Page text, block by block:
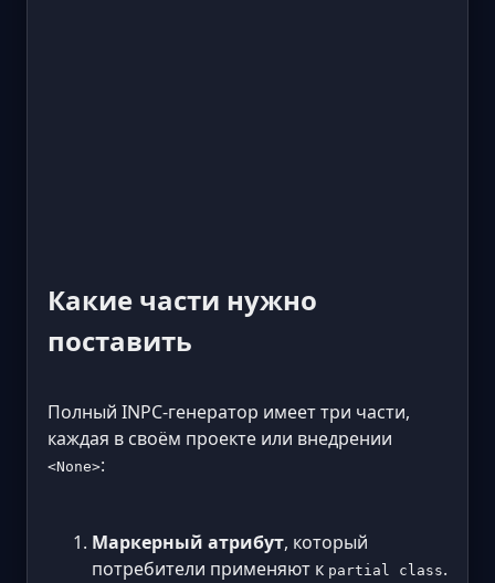
Какие части нужно
поставить
Полный INPC-генератор имеет три части,
каждая в своём проекте или внедрении
<None>:
Маркерный атрибут, который
потребители применяют к partial class.